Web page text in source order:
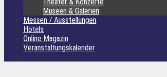
Museen & Galerien
Messen / Ausstellungen
Hotels
Online Magazin
Veranstaltungskalender